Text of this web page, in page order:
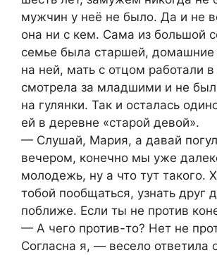
мужчин у неё не было. Да и не
она ни с кем. Сама из большой
семье была старшей, домашние
на ней, мать с отцом работали
смотрела за младшими и не
на гулянки. Так и осталась
ей в деревне «старой девой».
— Слушай, Мария, а давай
вечером, конечно мы уже
молодежь, ну а что тут такого.
тобой пообщаться, узнать друг
поближе. Если ты не против
— А чего против-то? Нет не
Согласна я, — весело ответила